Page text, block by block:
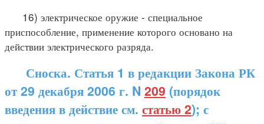
16) электрическое оружие - специальное
приспособление, применение которого основано на
действии электрического разряда.
Сноска. Статья 1 в редакции Закона РК
от 29 декабря 2006 г. N 209 (порядок
введения в действие см. статью 2); с